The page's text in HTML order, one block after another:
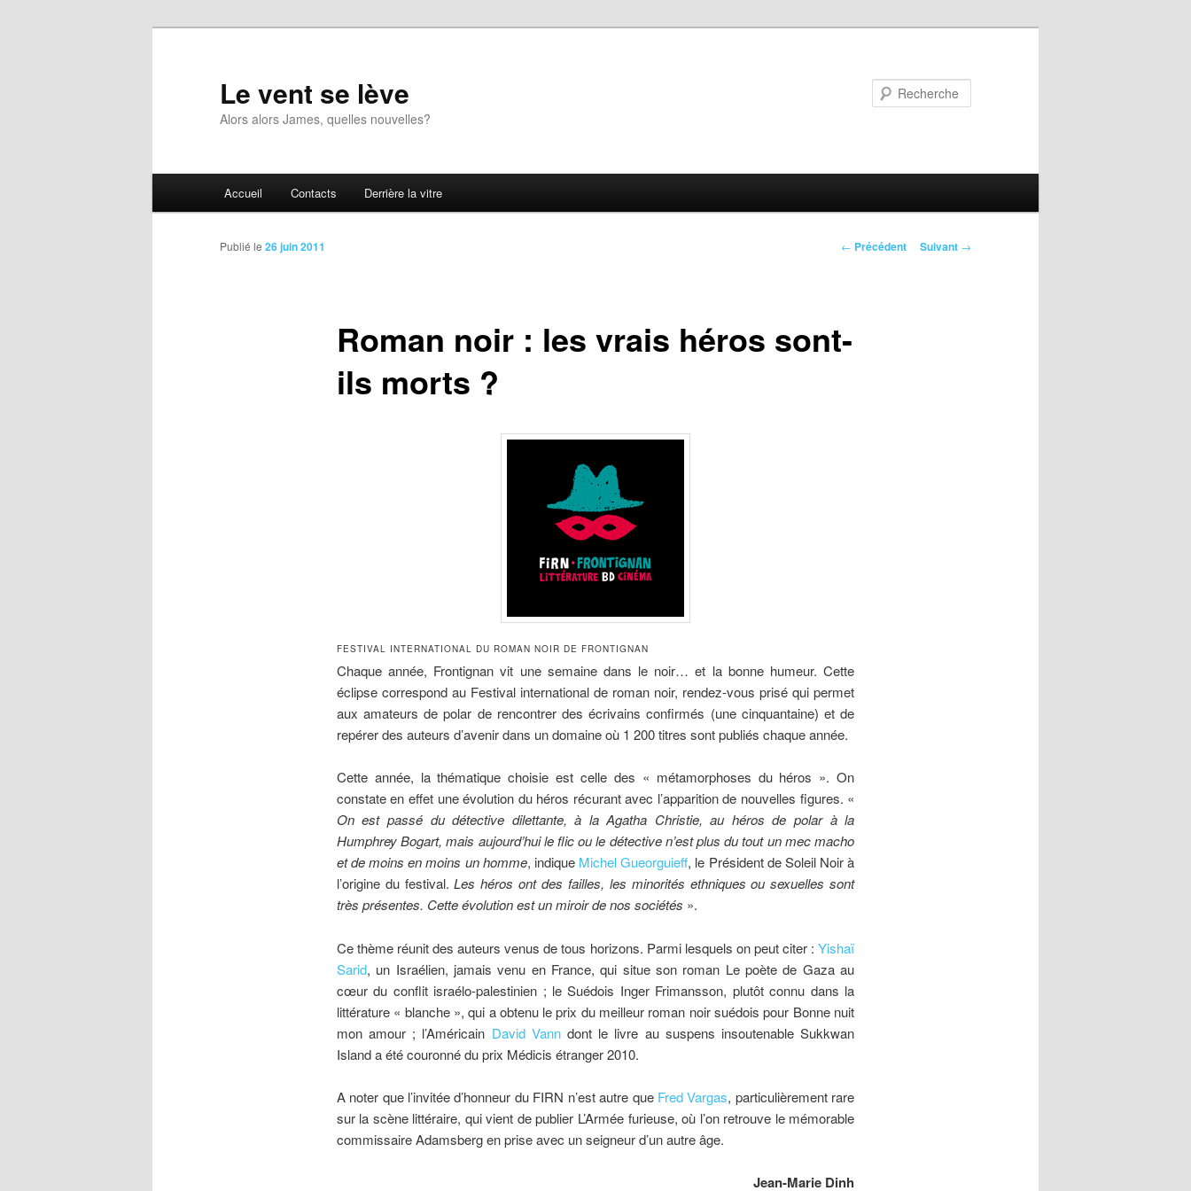
Le vent se lève
Alors alors James, quelles nouvelles?
Accueil Contacts Derrière la vitre
Navigation
← Précédent Suivant →
Roman noir : les vrais héros sont-
ils morts ?
Publié le 26 juin 2011
FESTIVAL INTERNATIONAL DU ROMAN NOIR DE FRONTIGNAN
Chaque année, Frontignan vit une semaine dans le noir… et la bonne humeur. Cette
éclipse correspond au Festival international de roman noir, rendez-vous prisé qui permet
aux amateurs de polar de rencontrer des écrivains confirmés (une cinquantaine) et de
repérer des auteurs d’avenir dans un domaine où 1 200 titres sont publiés chaque année.
Cette année, la thématique choisie est celle des « métamorphoses du héros ». On
constate en effet une évolution du héros récurant avec l’apparition de nouvelles figures. «
On est passé du détective dilettante, à la Agatha Christie, au héros de polar à la
Humphrey Bogart, mais aujourd’hui le flic ou le détective n’est plus du tout un mec macho
et de moins en moins un homme, indique Michel Gueorguieff, le Président de Soleil Noir à
l’origine du festival.Les héros ont des failles, les minorités ethniques ou sexuelles sont
très présentes. Cette évolution est un miroir de nos sociétés ».
Ce thème réunit des auteurs venus de tous horizons. Parmi lesquels on peut citer :Yishaï
Sarid, un Israélien, jamais venu en France, qui situe son roman Le poète de Gaza au
cœur du conflit israélo-palestinien ; le Suédois Inger Frimansson, plutôt connu dans la
littérature « blanche », qui a obtenu le prix du meilleur roman noir suédois pour Bonne nuit
mon amour ; l’Américain David Vanndont le livre au suspens insoutenable Sukkwan
Island a été couronné du prix Médicis étranger 2010.
A noter que l’invitée d’honneur du FIRN n’est autre que Fred Vargas, particulièrement rare
sur la scène littéraire, qui vient de publier L’Armée furieuse, où l’on retrouve le mémorable
commissaire Adamsberg en prise avec un seigneur d’un autre âge.
Jean-Marie Dinh